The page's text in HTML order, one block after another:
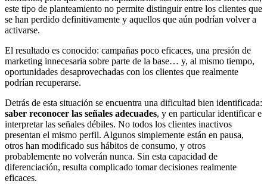
este tipo de planteamiento no permite distinguir entre los clientes que
se han perdido definitivamente y aquellos que aún podrían volver a
activarse.
El resultado es conocido: campañas poco eficaces, una presión de
marketing innecesaria sobre parte de la base… y, al mismo tiempo,
oportunidades desaprovechadas con los clientes que realmente
podrían recuperarse.
Detrás de esta situación se encuentra una dificultad bien identificada:
saber reconocer las señales adecuades, y en particular identificar e
interpretar las señales débiles. No todos los clientes inactivos
presentan el mismo perfil. Algunos simplemente están en pausa,
otros han modificado sus hábitos de consumo, y otros
probablemente no volverán nunca. Sin esta capacidad de
diferenciación, resulta complicado tomar decisiones realmente
eficaces.